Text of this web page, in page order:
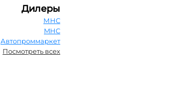
Дилеры
МНС
MHC
Автопроммаркет
Посмотреть всех